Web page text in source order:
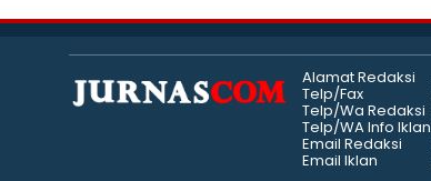
Alamat Redaksi
Telp/Fax
Telp/Wa Redaksi
Telp/WA Info Iklan
Email Redaksi
Email Iklan